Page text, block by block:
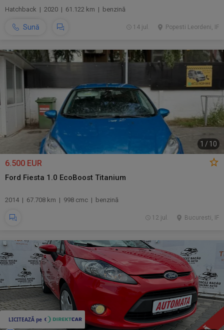
Hatchback | 2020 | 61.122 km | benzină
Sună Popesti Leordeni, IF
14 jul.
1 / 10
6.500 EUR
Ford Fiesta 1.0 EcoBoost Titanium
2014 | 67.708 km | 998 cmc | benzină
Bucuresti, IF
12 jul.